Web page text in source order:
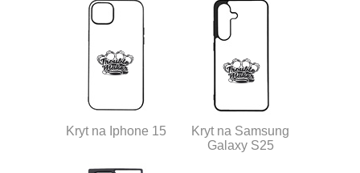
Kryt na Iphone 15
Kryt na Samsung
Galaxy S25